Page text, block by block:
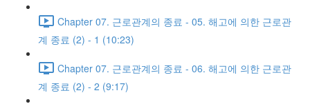
Chapter 07. 근로관계의 종료 - 05. 해고에 의한 근로관
계 종료 (2) - 1 (10:23)
Chapter 07. 근로관계의 종료 - 06. 해고에 의한 근로관
계 종료 (2) - 2 (9:17)